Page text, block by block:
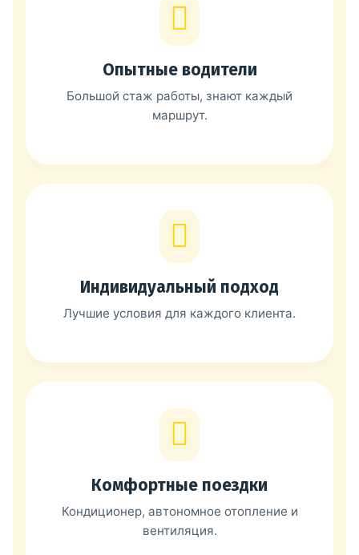
Опытные водители
Большой стаж работы, знают каждый
маршрут.
Индивидуальный подход
Лучшие условия для каждого клиента.
Комфортные поездки
Кондиционер, автономное отопление и
вентиляция.